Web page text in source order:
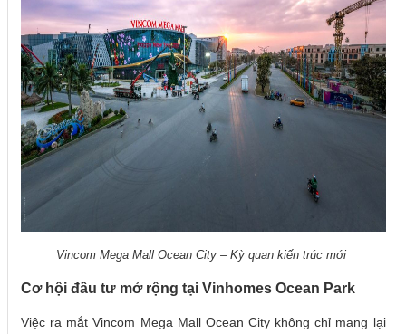
Vincom Mega Mall Ocean City – Kỳ quan kiến trúc mới
Cơ hội đầu tư mở rộng tại Vinhomes Ocean Park
Việc ra mắt Vincom Mega Mall Ocean City không chỉ mang lại